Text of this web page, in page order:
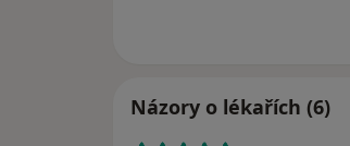
Názory o lékařích (6)